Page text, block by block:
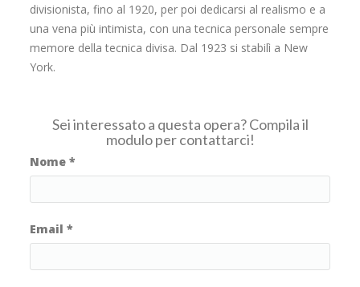
divisionista, fino al 1920, per poi dedicarsi al realismo e a
una vena più intimista, con una tecnica personale sempre
memore della tecnica divisa. Dal 1923 si stabilì a New
York.
Sei interessato a questa opera? Compila il
modulo per contattarci!
Nome *
Email *